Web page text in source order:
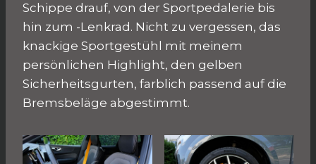
Schippe drauf, von der Sportpedalerie bis
hin zum -Lenkrad. Nicht zu vergessen, das
knackige Sportgestühl mit meinem
persönlichen Highlight, den gelben
Sicherheitsgurten, farblich passend auf die
Bremsbeläge abgestimmt.